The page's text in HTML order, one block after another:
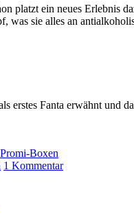
platzt ein neues Erlebnis
sie alles an
erstes Fanta erwähnt
Promi-Boxen
1 Kommentar